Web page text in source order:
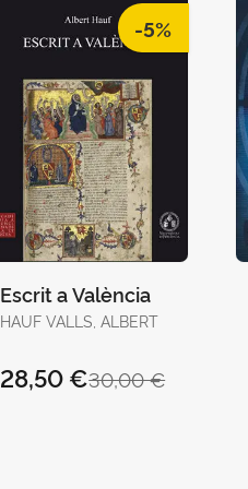
-5%
Escrit a València
HAUF VALLS, ALBERT
30,00 €
28,50 €